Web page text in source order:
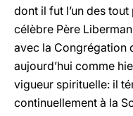
dont il fut l’un des
célèbre Père
avec la Congrégation
aujourd’hui comme
vigueur spirituelle: il
continuellement à la